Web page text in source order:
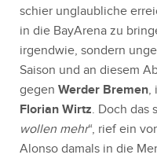
schier unglaubliche
in die BayArena zu
irgendwie, sondern
Saison und an diesem
gegen Werder Bremen,
Florian Wirtz. Doch das
wollen mehr“, rief ein
Alonso damals in die